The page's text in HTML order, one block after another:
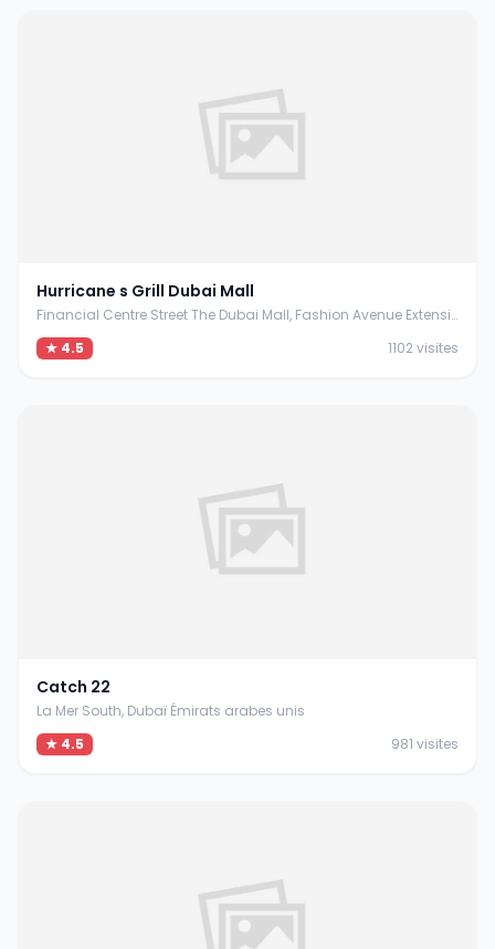
Hurricane s Grill Dubai Mall
Financial Centre Street The Dubai Mall, Fashion Avenue Extension, Dubaï 00000 Émirats arabes unis
★ 4.5
1102 visites
Catch 22
La Mer South, Dubaï Émirats arabes unis
★ 4.5
981 visites